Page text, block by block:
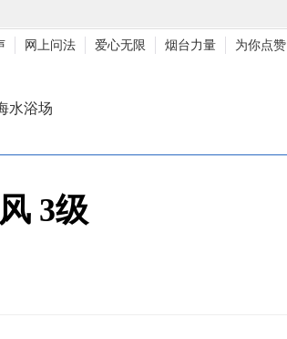
网上问法 爱心无限 烟台力量 为你点赞
水浴场
3级